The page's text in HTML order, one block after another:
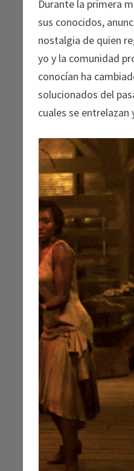
Durante la primera
sus conocidos,
nostalgia de quien
yo y la comunidad
conocían ha
solucionados del
cuales se